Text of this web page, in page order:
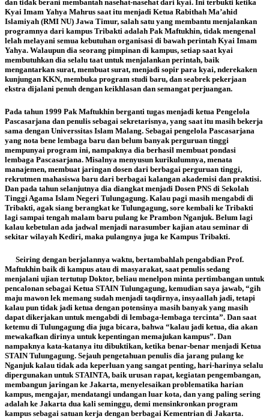
dan tidak berani membantah nasehat-nasehat dari kyai. Ini terbukti ketika
Kyai Imam Yahya Mahrus saat itu menjadi Ketua Rabithah Ma’ahid
Islamiyah (RMI NU) Jawa Timur, salah satu yang membantu menjalankan
programnya dari kampus Tribakti adalah Pak Maftukhin, tidak mengenal
lelah melayani semua kebutuhan organisasi di bawah perintah Kyai Imam
Yahya. Walaupun dia seorang pimpinan di kampus, setiap saat kyai
membutuhkan dia selalu taat untuk menjalankan perintah, baik
mengantarkan surat, membuat surat, menjadi sopir para kyai, nderekaken
kunjungan KKN, membuka program studi baru, dan seabrek pekerjaan
ekstra dijalani penuh dengan keikhlasan dan semangat perjuangan.
Pada tahun 1999 Pak Maftukhin berganti tugas menjadi ketua Pengelola
Pascasarjana dan penulis sebagai sekretarisnya, yang saat itu masih bekerja
sama dengan Universsitas Islam Malang. Sebagai pengelola Pascasarjana
yang nota bene lembaga baru dan belum banyak perguruan tinggi
mempunyai program ini, nampaknya dia berhasil membuat pondasi
lembaga Pascasarjana. Misalnya menyusun kurikulumnya, menata
manajemen, membuat jaringan dosen dari berbagai perguruan tinggi,
rekrutmen mahasiswa baru dari berbagai kalangan akademisi dan praktisi.
Dan pada tahun selanjutnya dia diangkat menjadi Dosen PNS di Sekolah
Tinggi Agama Islam Negeri Tulungagung. Kalau pagi masih mengabdi di
Tribakti, agak siang berangkat ke Tulungagung, sore kembali ke Tribakti
lagi sampai tengah malam baru pulang ke Prambon Nganjuk. Belum lagi
kalau kebetulan ada jadwal menjadi narasumber kajian atau seminar di
sekitar wilayah Kediri, maka pulangnya juga ke Kampus Tribakti.
Seiring dengan berjalannya waktu, bertambahlah pengabdian Prof.
Maftukhin baik di kampus atau di masyarakat, saat penulis sedang
menjalani ujian tertutup Doktor, beliau menelpon minta pertimbangan untuk
pencalonan sebagai Ketua STAIN Tulungagung, kemudian saya jawab, “gih
maju mawon lek memang sudah menjadi taqdirnya, insyaallah jadi, tetapi
kalau pun tidak jadi ketua dengan potensinya masih banyak yang masih
dapat dikerjakan untuk mengabdi di lembaga-lembaga tercinta”. Dan saat
ketemu di Tulungagung dia juga bicara, bahwa “kalau jadi ketua, dia akan
mewakafkan dirinya untuk kepentingan memajukan kampus”. Dan
nampaknya kata-katanya itu dibuktikan, ketika benar-benar menjadi Ketua
STAIN Tulungagung. Sejauh pengetahuan penulis dia jarang pulang ke
Nganjuk kalau tidak ada keperluan yang sangat penting, hari-harinya selalu
dipergunakan untuk STAINTA, baik urusan rapat, kegiatan pengembangan,
membangun jaringan ke Jakarta, menyelesaikan problematika harian
kampus, mengajar, mendatangi undangan luar kota, dan yang paling sering
adalah ke Jakarta dua kali seminggu, demi mensinkronkan program
kampus sebagai satuan kerja dengan berbagai Kementrian di Jakarta.